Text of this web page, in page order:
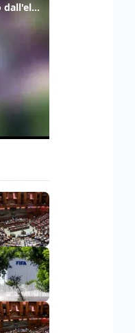
Frana lambisce le case di Auronzo, il video dall'elicottero dei vigili del fuoco